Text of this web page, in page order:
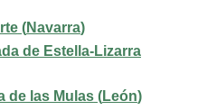
(Navarra)
de Estella-Lizarra
de las Mulas(León)